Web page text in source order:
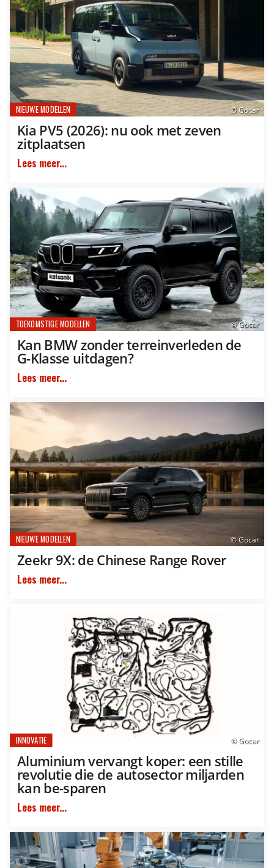
© Gocar
NIEUWE MODELLEN
Kia PV5 (2026): nu ook met zeven
zitplaatsen
Lees meer...
© Gocar
TOEKOMSTIGE MODELLEN
Kan BMW zonder terreinverleden de
G-Klasse uitdagen?
Lees meer...
© Gocar
NIEUWE MODELLEN
Zeekr 9X: de Chinese Range Rover
Lees meer...
© Gocar
INNOVATIE
Aluminium vervangt koper: een stille
revolutie die de autosector miljarden
kan be-sparen
Lees meer...